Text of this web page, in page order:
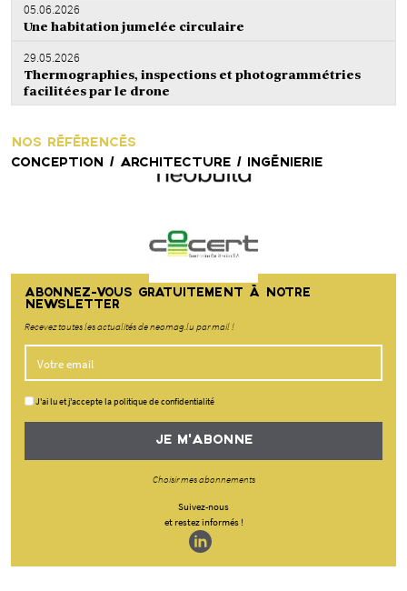
05.06.2026
Une habitation jumelée circulaire
29.05.2026
Thermographies, inspections et photogrammétries
facilitées par le drone
NOS RÉFÉRENCÉS
CONCEPTION / ARCHITECTURE / INGÉNIERIE
ABONNEZ-VOUS GRATUITEMENT À NOTRE
NEWSLETTER
Recevez toutes les actualités de neomag.lu par mail !
J'ai lu et j'accepte la politique de confidentialité
JE M'ABONNE
Choisir mes abonnements
Suivez-nous
et restez informés !